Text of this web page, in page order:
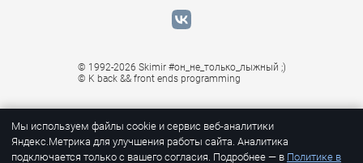
© 1992-2026 Skimir #он_не_только_лыжный ;)
© K back && front ends programming
Мы используем файлы cookie и сервис веб-аналитики
Яндекс.Метрика для улучшения работы сайта. Аналитика
подключается только с вашего согласия. Подробнее — в Политике в